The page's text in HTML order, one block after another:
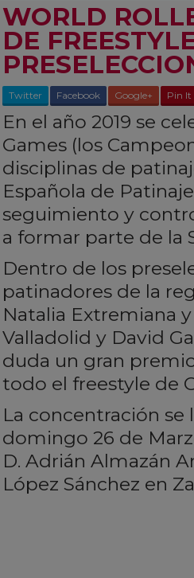
WORLD
DE
Twitter Facebook Google+ Pin It
En el año 2019 se
Games (los
disciplinas de
Española de
seguimiento y
a formar parte de la
Dentro de los
patinadores de la
Natalia Extremiana
Valladolid y David
duda un gran
todo el freestyle de
La concentración se
domingo 26 de
D. Adrián Almazán
López Sánchez en